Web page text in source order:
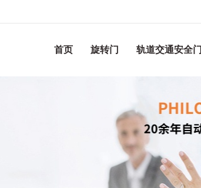
首页 旋转门 轨道交通安全门